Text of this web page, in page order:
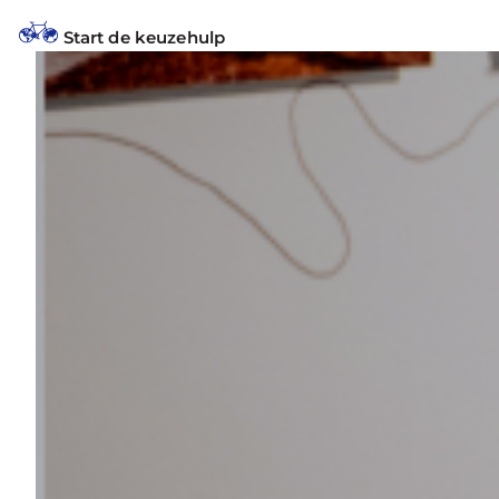
Start de keuzehulp